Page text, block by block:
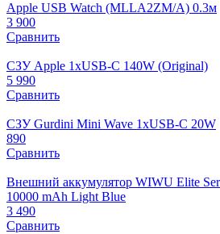
Apple USB Watch (MLLA2ZM/A) 0.3м
3 900
Сравнить
СЗУ Apple 1xUSB-C 140W (Original)
5 990
Сравнить
СЗУ Gurdini Mini Wave 1xUSB-C 20W
890
Сравнить
Внешний аккумулятор WIWU Elite
10000 mAh Light Blue
3 490
Сравнить